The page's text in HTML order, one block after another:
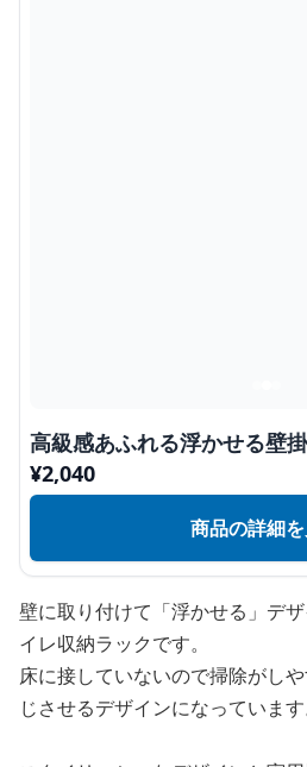
高級感あふれる浮かせる壁
¥2,040
商品の詳細
壁に取り付けて「浮かせる」デ
イレ収納ラックです。
床に接していないので掃除がし
じさせるデザインになっています